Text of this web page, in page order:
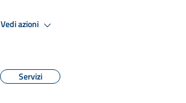
Vedi azioni
Servizi